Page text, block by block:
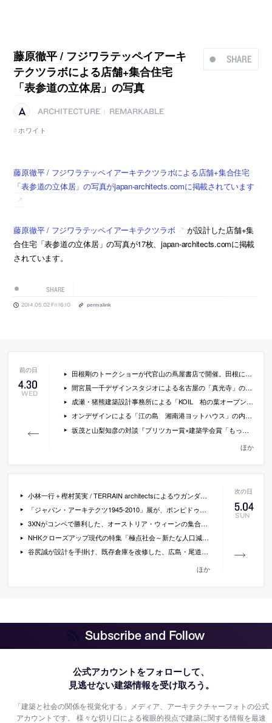
SHARE
藤原徹平 / フジワラテッペイアーキ
テクツラボによる店舗+集合住宅
「表参道の立体居」の写真
ARCHITECTURE
REMARKABLE
ホワイト
藤原徹平 / フジワラテッペイアーキテクツラボによる店舗+集合住宅
「表参道の立体居」の写真がjapan-architects.comに掲載されています
藤原徹平 / フジワラテッペイアーキテクツラボ
が設計した店舗+集
合住宅「表参道の立体居」の写真が17枚、japan-architects.comに掲載
されています。
SHARE
2014.05.02 Fri 16:10 permalink
4.30
WED
田根剛のトークショーが代官山の蔦屋書店で開催。田根による選書棚も公開中
間宮晨一千デザインスタジオによる名古屋の「真光寺」の内覧会が開催[2014/5/31・6/1]
成瀬・猪熊建築設計事務所による「KOIL 柏の葉オープンイノベーションラボ」
オンデザインによる「江の島 湘南港ヨットハウス」の内覧会が開催[2014/5/10]
坂茂と山梨知彦の対談『プリツカー賞×建築学会賞「もったいない」対談』
ほか
5.04
SUN
小林一行＋樫村芙実 / TERRAIN architectsによるウガンダの寄宿舎「AU dormitory 1st phase」の写真
「ジャパン・アーキテクツ1945-2010」展が、ポンピドゥー・センターとの共同制作で、金沢21世紀美術館で開催
3XNがコンペで勝利した、オーストリア・ウィーンの集合住宅の画像
NHKクローズアップ現代の特集「極点社会～新たな人口減少クライシス～」の全内容テキスト
谷尻誠が設計を手掛け、既存倉庫を改修した、広島・尾道のサイクリスト向け複合施設「ONOMICHI U2」のレポート記事
ほか
Subscribe and Follow
公式アカウントをフォローして、
見逃せない建築情報を受け取ろう。
「建築と社会の関係を視覚化する」メディア、アーキテクチャーフォトの公式
アカウントです。様々な切り口による複眼的視点で建築に関する情報を最速